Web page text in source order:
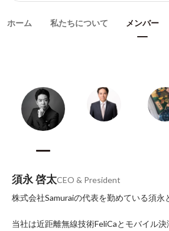
ホーム 私たちについて メンバー
須永 啓太CEO & President
株式会社Samuraiの代表を勤めている須永
当社は近距離無線技術FeliCaとモバイル